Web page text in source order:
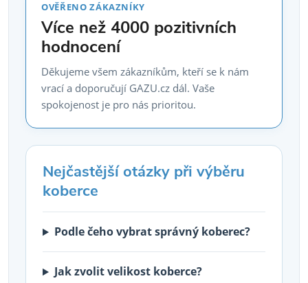
OVĚŘENO ZÁKAZNÍKY
Více než 4000 pozitivních
hodnocení
Děkujeme všem zákazníkům, kteří se k nám
vrací a doporučují GAZU.cz dál. Vaše
spokojenost je pro nás prioritou.
Nejčastější otázky při výběru
koberce
Podle čeho vybrat správný koberec?
Jak zvolit velikost koberce?